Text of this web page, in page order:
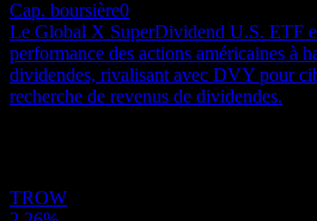
Cap. boursière0
Le Global X SuperDividend U.S. ETF
performance des actions américaines à
dividendes, rivalisant avec DVY pour
recherche de revenus de dividendes.
TROW